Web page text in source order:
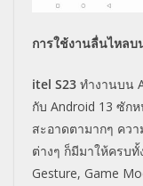
การใช้งานลื่นไหล
itel S23 ทำงานบน
กับ Android 13 ซัก
สะอาดตามากๆ ควา
ต่างๆ ก็มีมาให้ครบทั้
Gesture, Game